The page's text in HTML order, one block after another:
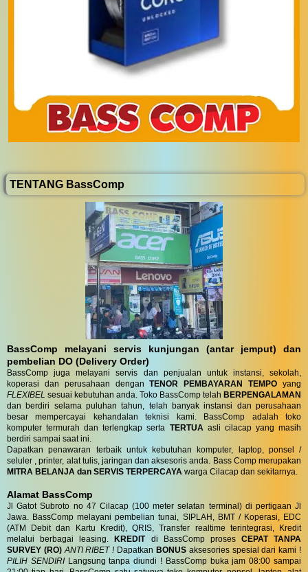
TENTANG BassComp
BassComp melayani servis kunjungan (antar jemput) dan
pembelian DO (Delivery Order)
BassComp juga melayani servis dan penjualan untuk instansi, sekolah,
koperasi dan perusahaan denganTENOR PEMBAYARAN TEMPO yang
FLEXIBEL sesuai kebutuhan anda. Toko BassComp telah BERPENGALAMAN
dan berdiri selama puluhan tahun, telah banyak instansi dan perusahaan
besar mempercayai kehandalan teknisi kami. BassComp adalah toko
komputer termurah dan terlengkap serta TERTUA asli cilacap yang masih
berdiri sampai saat ini.
Dapatkan penawaran terbaik untuk kebutuhan komputer, laptop, ponsel /
seluler , printer, alat tulis, jaringan dan aksesoris anda. Bass Comp merupakan
MITRA BELANJA dan SERVIS TERPERCAYA warga Cilacap dan sekitarnya.
Alamat BassComp
Jl Gatot Subroto no 47 Cilacap (100 meter selatan terminal) di pertigaan Jl
Jawa. BassComp melayani pembelian tunai, SIPLAH, BMT / Koperasi, EDC
(ATM Debit dan Kartu Kredit), QRIS, Transfer realtime terintegrasi, Kredit
melalui berbagai leasing.KREDITdi BassComp proses CEPAT TANPA
SURVEY (RO) ANTI RIBET !Dapatkan BONUSaksesories spesial dari kami !
PILIH SENDIRILangsung tanpa diundi ! BassComp buka jam 08:00 sampai